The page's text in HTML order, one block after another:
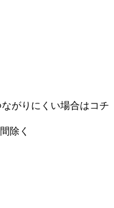
ながりにくい場合はコチ
除く